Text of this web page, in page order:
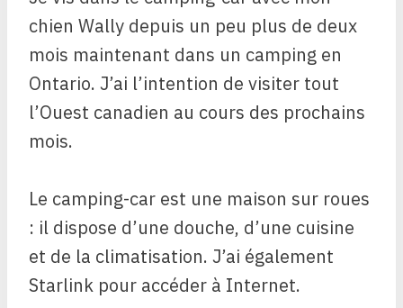
chien Wally depuis un peu plus de deux
mois maintenant dans un camping en
Ontario. J’ai l’intention de visiter tout
l’Ouest canadien au cours des prochains
mois.
Le camping-car est une maison sur roues
: il dispose d’une douche, d’une cuisine
et de la climatisation. J’ai également
Starlink pour accéder à Internet.